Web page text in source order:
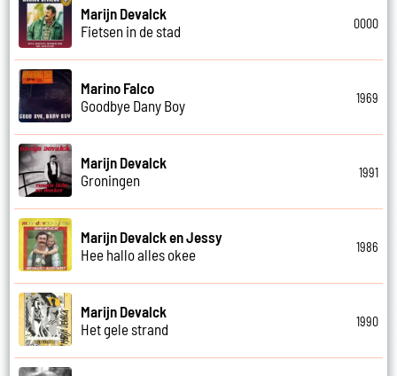
Marijn Devalck
Fietsen in de stad
0000
Marino Falco
Goodbye Dany Boy
1969
Marijn Devalck
Groningen
1991
Marijn Devalck en Jessy
Hee hallo alles okee
1986
Marijn Devalck
Het gele strand
1990